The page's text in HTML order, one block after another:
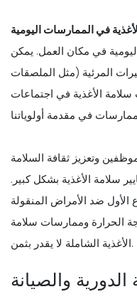
في الممارسات اليومية
في مكان العمل. يمكن
المرئية (مثل الملصقات
الأغذية في اجتماعات
وتعزيز ثقافة السلامة
سلامة الأغذية بشكل كبير.
ضد الأمراض المنقولة
الحرارة وممارسات سلامة
الأغذية الشاملة لا يقدر بثمن.
الدورية والصيانة